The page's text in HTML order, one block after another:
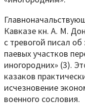
Кавказе кн. А. М.
с тревогой писал
паевых участков
иногородних» (3).
казаков
исчезновение
военного сословия.